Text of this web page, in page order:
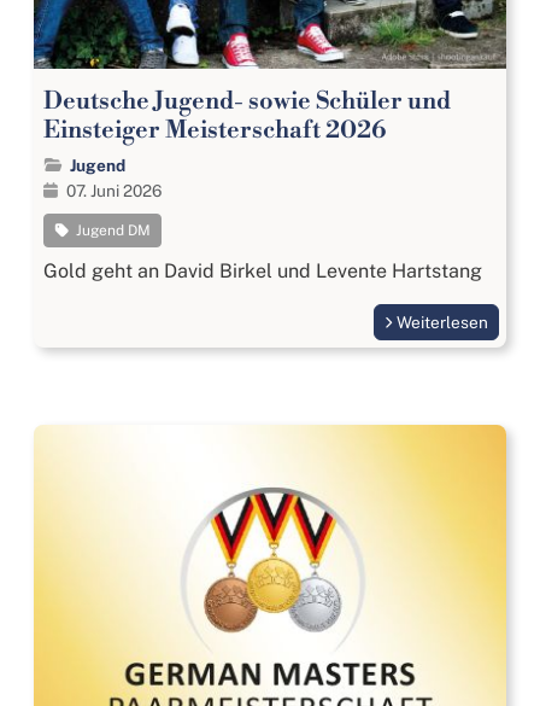
Deutsche Jugend- sowie Schüler und
Einsteiger Meisterschaft 2026
Jugend
07. Juni 2026
Jugend DM
Gold geht an David Birkel und Levente Hartstang
Weiterlesen